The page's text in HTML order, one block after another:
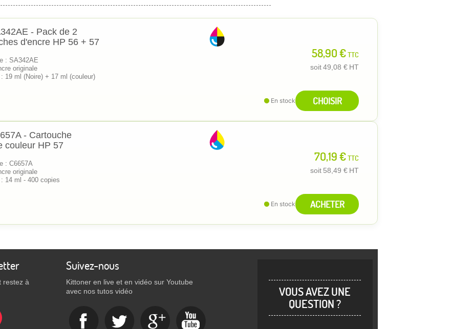
- Pack de 2
d'encre HP 56 + 57
: SA342AE
originale
19 ml (Noire) + 17 ml (couleur)
58,90 €TTC
soit49,08 € HT
En stock CHOISIR
- Cartouche
couleur HP 57
: C6657A
originale
14 ml - 400 copies
70,19 €TTC
soit 58,49 € HT
En stock ACHETER
restez à
Suivez-nous
Kittoner en live et en vidéo sur Youtube
avec nos tutos vidéo
VOUS AVEZ UNE
QUESTION ?